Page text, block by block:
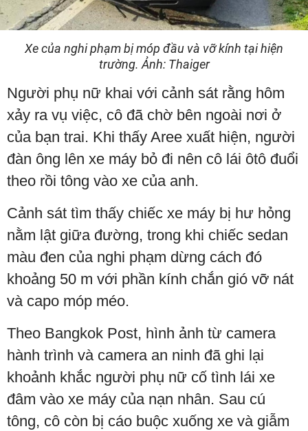
Xe của nghi phạm bị móp đầu và vỡ kính tại hiện
trường. Ảnh: Thaiger
Người phụ nữ khai với cảnh sát rằng hôm
xảy ra vụ việc, cô đã chờ bên ngoài nơi ở
của bạn trai. Khi thấy Aree xuất hiện, người
đàn ông lên xe máy bỏ đi nên cô lái ôtô đuổi
theo rồi tông vào xe của anh.
Cảnh sát tìm thấy chiếc xe máy bị hư hỏng
nằm lật giữa đường, trong khi chiếc sedan
màu đen của nghi phạm dừng cách đó
khoảng 50 m với phần kính chắn gió vỡ nát
và capo móp méo.
Theo Bangkok Post, hình ảnh từ camera
hành trình và camera an ninh đã ghi lại
khoảnh khắc người phụ nữ cố tình lái xe
đâm vào xe máy của nạn nhân. Sau cú
tông, cô còn bị cáo buộc xuống xe và giẫm